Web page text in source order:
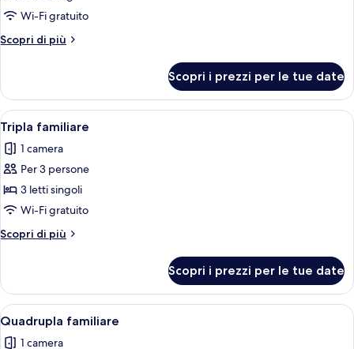
Wi-Fi gratuito
Scopri di più
Altri
Scopri i prezzi per le tue date
Apri
tutte
le
foto
per
Tripla
familiare
Una camera d'albergo con un letto
5
Tripla familiare
1 camera
Per 3 persone
3 letti singoli
Wi-Fi gratuito
Scopri di più
Altri
familiare
Scopri i prezzi per le tue date
Apri
tutte
Una camera d'albergo con un letto,
5
Quadrupla familiare
1 camera